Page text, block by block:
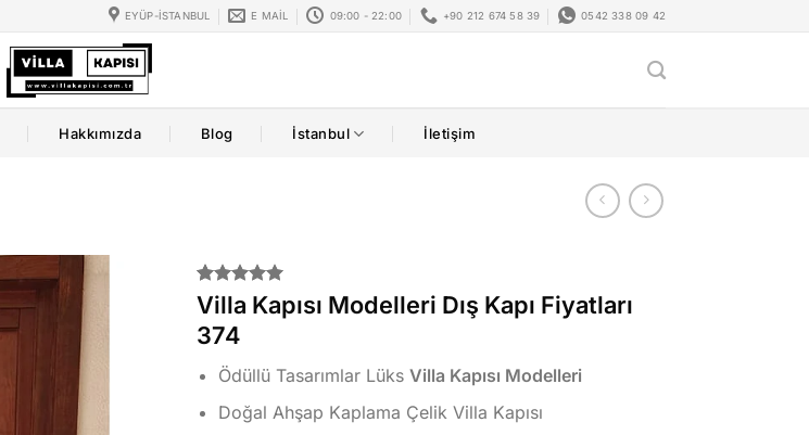
EYÜP-İSTANBUL E MAIL 09:00 - 22:00 +90 212 674 58 39 0542 338 09 42
Hakkımızda Blog İstanbul İletişim
2
müşteri
puanına
dayanarak
5 üzerinden
5.00puan
aldı
Villa Kapısı Modelleri Dış Kapı Fiyatları
374
Ödüllü Tasarımlar LüksVilla Kapısı Modelleri
Doğal Ahşap Kaplama Çelik Villa Kapısı